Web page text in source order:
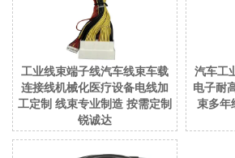
工业线束端子线汽车线束车载
连接线机械化医疗设备电线加
工定制 线束专业制造 按需定制
锐诚达
汽车工
电子耐
束多年